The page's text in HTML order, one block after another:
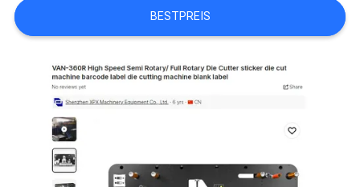
KONTAKT
MIT
NEUIGKEITEN
RECHTSSACHEN
BESTPREIS